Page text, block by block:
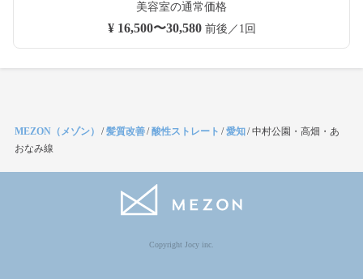
美容室の通常価格
¥ 16,500〜30,580前後／1回
MEZON（メゾン） /髪質改善/酸性ストレート /愛知/中村公園・高畑・あ
おなみ線
Copyright Jocy inc.